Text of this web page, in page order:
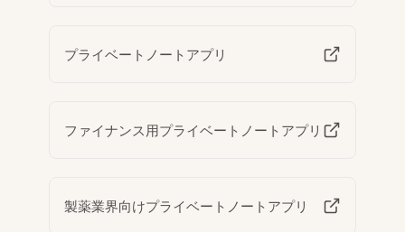
プライベートノートアプリ
ファイナンス用プライベートノートアプリ
製薬業界向けプライベートノートアプリ